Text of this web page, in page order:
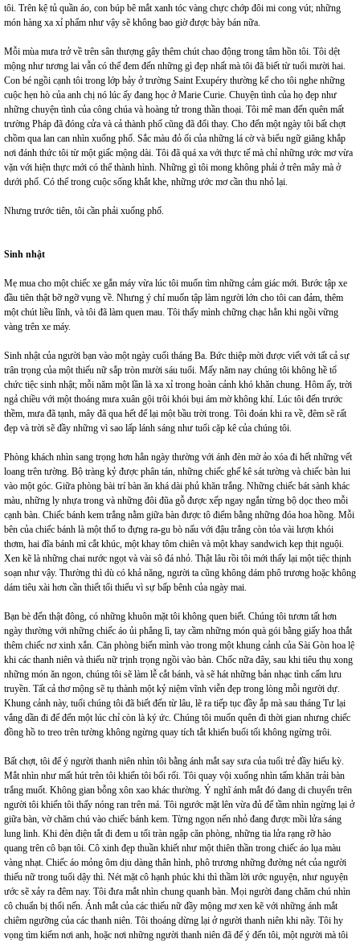
tôi. Trên kệ tủ quần áo, con búp bê mắt xanh tóc vàng chực chớp đôi mi cong vút; những
món hàng xa xỉ phẩm như vậy sẽ không bao giờ được bày bán nữa.
Mỗi mùa mưa trở về trên sân thượng gây thêm chút chao động trong tâm hồn tôi. Tôi dệt
mộng như tương lai vẫn có thể đem đến những gì đẹp nhất mà tôi đã biết từ tuổi mười hai.
Con bé ngồi cạnh tôi trong lớp bảy ở trường Saint Exupéry thường kể cho tôi nghe những
cuộc hẹn hò của anh chị nó lúc ấy đang học ở Marie Curie. Chuyện tình của họ đẹp như
những chuyện tình của công chúa và hoàng tử trong thần thoại. Tôi mê man đến quên mất
trường Pháp đã đóng cửa và cả thành phố cũng đã đổi thay. Cho đến một ngày tôi bất chợt
chồm qua lan can nhìn xuống phố. Sắc màu đỏ ối của những lá cờ và biểu ngữ giăng khắp
nơi đánh thức tôi từ một giấc mộng dài. Tôi đã quá xa với thực tế mà chỉ những ước mơ vừa
vặn với hiện thực mới có thể thành hình. Những gì tôi mong không phải ở trên mây mà ở
dưới phố. Có thể trong cuộc sống khắt khe, những ước mơ cần thu nhỏ lại.
Nhưng trước tiên, tôi cần phải xuống phố.
Sinh nhật
Mẹ mua cho một chiếc xe gắn máy vừa lúc tôi muốn tìm những cảm giác mới. Bước tập xe
đầu tiên thật bỡ ngỡ vụng về. Nhưng ý chí muốn tập làm người lớn cho tôi can đảm, thêm
một chút liều lĩnh, và tôi đã làm quen mau. Tôi thấy mình chững chạc hẳn khi ngồi vững
vàng trên xe máy.
Sinh nhật của người bạn vào một ngày cuối tháng Ba. Bức thiệp mời được viết với tất cả sự
trân trọng của một thiếu nữ sắp tròn mười sáu tuổi. Mấy năm nay chúng tôi không hề tổ
chức tiệc sinh nhật; mỗi năm một lần là xa xỉ trong hoàn cảnh khó khăn chung. Hôm ấy, trời
ngả chiều với một thoáng mưa xuân gội trôi khói bụi ám mờ không khí. Lúc tôi đến trước
thềm, mưa đã tạnh, mây đã qua hết để lại một bầu trời trong. Tôi đoán khi ra về, đêm sẽ rất
đẹp và trời sẽ đầy những vì sao lấp lánh sáng như tuổi cặp kê của chúng tôi.
Phòng khách nhìn sang trọng hơn hẳn ngày thường với ánh đèn mờ ảo xóa đi hết những vết
loang trên tường. Bộ tràng kỷ được phân tán, những chiếc ghế kê sát tường và chiếc bàn lui
vào một góc. Giữa phòng bài trí bàn ăn khá dài phủ khăn trắng. Những chiếc bát sành khác
màu, những ly nhựa trong và những đôi đũa gỗ được xếp ngay ngắn từng bộ dọc theo mỗi
cạnh bàn. Chiếc bánh kem trắng nằm giữa bàn được tô điểm bằng những đóa hoa hồng. Mỗi
bên của chiếc bánh là một thố to đựng ra-gu bò nấu với đậu trắng còn tỏa vài lượn khói
thơm, hai đĩa bánh mì cắt khúc, một khay tôm chiên và một khay sandwich kẹp thịt nguội.
Xen kẽ là những chai nước ngọt và vài sô đá nhỏ. Thật lâu rồi tôi mới thấy lại một tiệc thịnh
soạn như vậy. Thường thì dù có khả năng, người ta cũng không dám phô trương hoặc không
dám tiêu xài hơn cần thiết tổi thiểu vì sự bấp bênh của ngày mai.
Bạn bè đến thật đông, có những khuôn mặt tôi không quen biết. Chúng tôi tươm tất hơn
ngày thường với những chiếc áo ủi phẳng lì, tay cầm những món quà gói bằng giấy hoa thắt
thêm chiếc nơ xinh xắn. Căn phòng biến mình vào trong một khung cảnh của Sài Gòn hoa lệ
khi các thanh niên và thiếu nữ trịnh trọng ngồi vào bàn. Chốc nữa đây, sau khi tiêu thụ xong
những món ăn ngon, chúng tôi sẽ làm lễ cắt bánh, và sẽ hát những bản nhạc tình cấm lưu
truyền. Tất cả thơ mộng sẽ tụ thành một kỷ niệm vĩnh viễn đẹp trong lòng mỗi người dự.
Khung cảnh này, tuổi chúng tôi đã biết đến từ lâu, lẽ ra tiếp tục đầy ắp mà sau tháng Tư lại
vắng dần đi để đến một lúc chỉ còn là ký ức. Chúng tôi muốn quên đi thời gian nhưng chiếc
đồng hồ to treo trên tường không ngừng quay tích tắt khiến buổi tối không ngừng trôi.
Bất chợt, tôi để ý người thanh niên nhìn tôi bằng ánh mắt say sưa của tuổi trẻ đầy hiếu kỳ.
Mắt nhìn như mất hút trên tôi khiến tôi bối rối. Tôi quay vội xuống nhìn tấm khăn trải bàn
trắng muốt. Không gian bỗng xôn xao khác thường. Ý nghĩ ánh mắt đó đang di chuyển trên
người tôi khiến tôi thấy nóng ran trên má. Tôi ngước mặt lên vừa đủ để tầm nhìn ngừng lại ở
giữa bàn, vờ chăm chú vào chiếc bánh kem. Từng ngọn nến nhỏ đang được mồi lửa sáng
lung linh. Khi đèn điện tắt đi đem u tối tràn ngập căn phòng, những tia lửa rạng rỡ hào
quang trên cô bạn tôi. Cô xinh đẹp thuần khiết như một thiên thần trong chiếc áo lụa màu
vàng nhạt. Chiếc áo mỏng ôm dịu dàng thân hình, phô trương những đường nét của người
thiếu nữ trong tuổi dậy thì. Nét mặt cô hạnh phúc khi thì thầm lời ước nguyện, như nguyện
ước sẽ xảy ra đêm nay. Tôi đưa mắt nhìn chung quanh bàn. Mọi người đang chăm chú nhìn
cô chuẩn bị thổi nến. Ánh mắt của các thiếu nữ đầy mộng mơ xen kẽ với những ánh mắt
chiêm ngưỡng của các thanh niên. Tôi thoáng dừng lại ở người thanh niên khi nãy. Tôi hy
vọng tìm kiếm nơi anh, hoặc nơi những người thanh niên đã để ý đến tôi, một người mà tôi